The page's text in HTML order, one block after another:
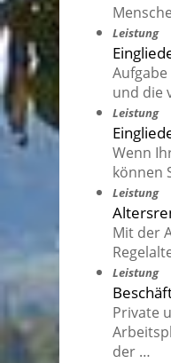
Leistung
und die
Leistung
Wenn
können
Leistung
Mit der
Leistung
Private
der …